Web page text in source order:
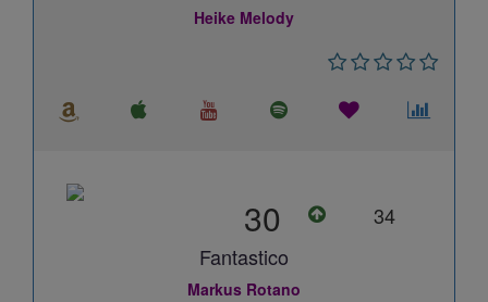
Heike Melody
30
34
Fantastico
Markus Rotano